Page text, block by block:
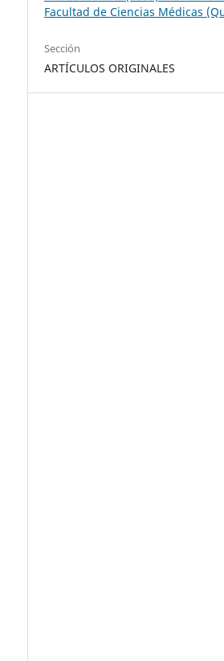
Facultad de Ciencias Médicas
Sección
ARTÍCULOS ORIGINALES